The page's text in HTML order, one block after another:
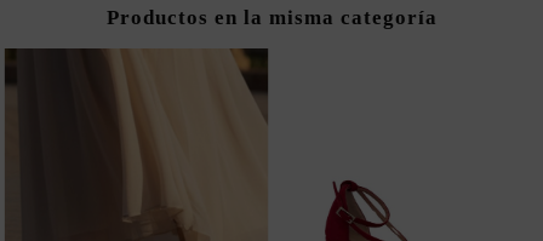
Productos en la misma categoría